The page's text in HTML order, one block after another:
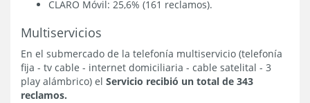
CLARO Móvil: 25,6% (161 reclamos).
Multiservicios
En el submercado de la telefonía multiservicio (telefonía
fija - tv cable - internet domiciliaria - cable satelital - 3
play alámbrico) el Servicio recibió un total de 343
reclamos.